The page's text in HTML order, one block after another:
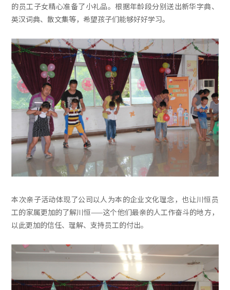
的员工子女精心准备了小礼品。根据年龄段分别送出新华字典、
英汉词典、散文集等，希望孩子们能够好好学习。
本次亲子活动体现了公司以人为本的企业文化理念，也让川恒员
工的家属更加的了解川恒——这个他们最亲的人工作奋斗的地方，
以此更加的信任、理解、支持员工的付出。